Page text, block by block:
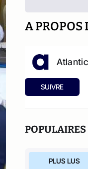
A PROPOS
SUIVRE
POPULAIRES
PLUS LUS